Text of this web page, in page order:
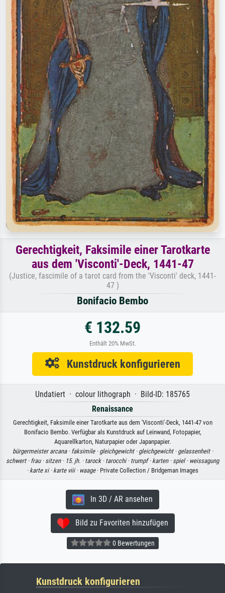
Gerechtigkeit, Faksimile einer Tarotkarte
aus dem 'Visconti'-Deck, 1441-47
(Justice, fascimile of a tarot card from the 'Visconti' deck, 1441-
47 )
Bonifacio Bembo
€ 132.59
Enthält 20% MwSt.
Kunstdruck konfigurieren
Undatiert · colour lithograph · Bild-ID: 185765
Renaissance
Gerechtigkeit, Faksimile einer Tarotkarte aus dem 'Visconti'-Deck, 1441-47 von
Bonifacio Bembo. Verfügbar als Kunstdruck auf Leinwand, Fotopapier,
Aquarellkarton, Naturpapier oder Japanpapier.
bürgermeister arcana · faksimile · gleichgewicht · gleichgewicht · gelassenheit ·
schwert · frau · sitzen · 15. jh. · tarock · tarocchi · trumpf · karten · spiel · weissagung
· karte xi · karte viii · waage· Private Collection / Bridgeman Images
In 3D / AR ansehen
Bild zu Favoriten hinzufügen
0 Bewertungen
Kunstdruck konfigurieren